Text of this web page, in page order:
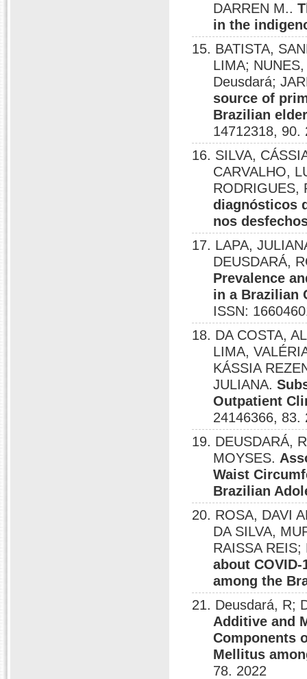
DARREN M..
in the
15. BATISTA,
LIMA;
Deusdará;
source of
Brazilian
14712318, 90.
16. SILVA,
CARVALHO,
RODRIGUES,
diagnósticos
nos
17. LAPA,
DEUSDARÁ,
Prevalence
in a Brazilian
ISSN:
18. DA COSTA,
LIMA,
KÁSSIA
JULIANA.
Outpatient
24146366, 83.
19. DEUSDARÁ,
MOYSES.
Waist
Brazilian
20. ROSA, DAVI
DA SILVA,
RAISSA
about
among the
21. Deusdará, R;
Additive and
Components
Mellitus
78. 2022